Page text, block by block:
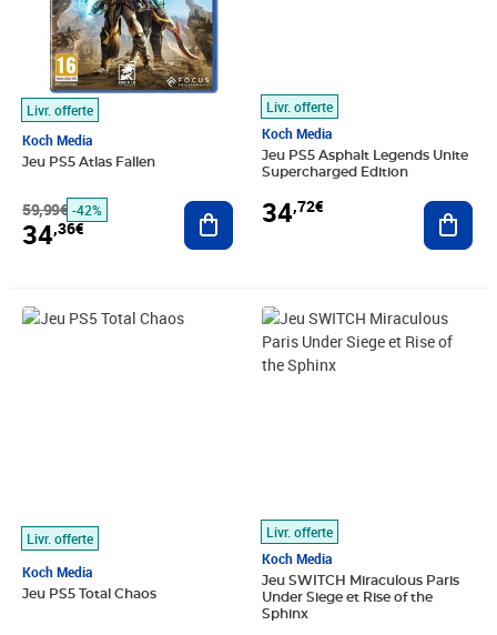
Livr. offerte
Koch Media
Jeu PS5 Atlas Fallen
59,99€ -42%
34,36€
Ajouter au panier
Livr. offerte
Koch Media
Jeu PS5 Asphalt Legends Unite
Supercharged Edition
34,72€
Livr. offerte
Koch Media
Jeu PS5 Total Chaos
Prix 34,72€
Livr. offerte
Koch Media
Jeu SWITCH Miraculous Paris
Under Siege et Rise of the
Sphinx
Prix barré 70,99€
Prix 34,72€